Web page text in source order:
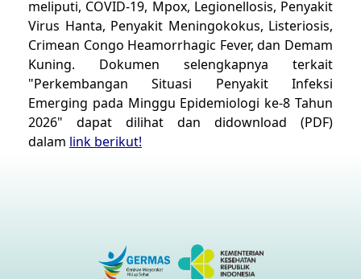
meliputi, COVID-19, Mpox, ⁠⁠Legionellosis, ⁠⁠Penyakit
Virus Hanta, Penyakit Meningokokus, Listeriosis,
Crimean Congo Heamorrhagic Fever, dan Demam
Kuning. Dokumen selengkapnya terkait
"Perkembangan Situasi Penyakit Infeksi
Emerging pada Minggu Epidemiologi ke-8 Tahun
2026" dapat dilihat dan didownload (PDF)
dalam link berikut!